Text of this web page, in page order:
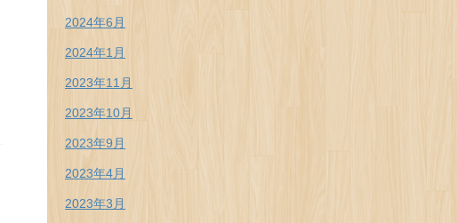
2024年6月
2024年1月
2023年11月
2023年10月
2023年9月
2023年4月
2023年3月